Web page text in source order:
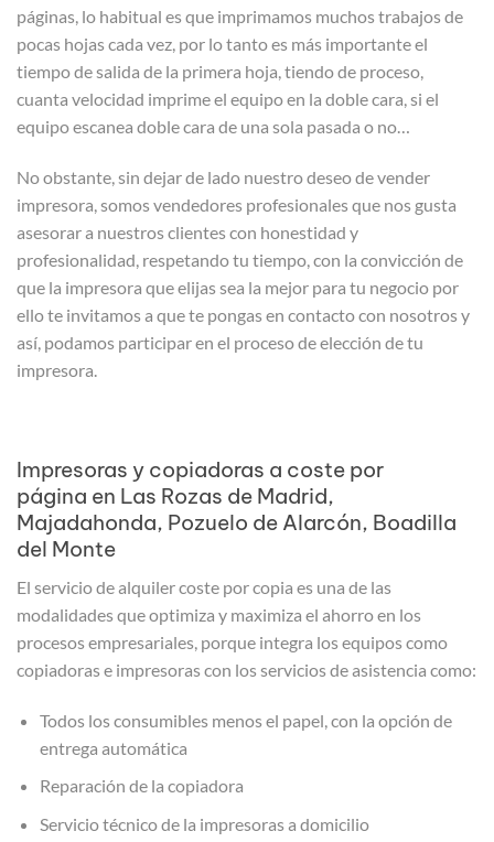
páginas, lo habitual es que imprimamos muchos trabajos de
pocas hojas cada vez, por lo tanto es más importante el
tiempo de salida de la primera hoja, tiendo de proceso,
cuanta velocidad imprime el equipo en la doble cara, si el
equipo escanea doble cara de una sola pasada o no…
No obstante, sin dejar de lado nuestro deseo de vender
impresora, somos vendedores profesionales que nos gusta
asesorar a nuestros clientes con honestidad y
profesionalidad, respetando tu tiempo, con la convicción de
que la impresora que elijas sea la mejor para tu negocio por
ello te invitamos a que te pongas en contacto con nosotros y
así, podamos participar en el proceso de elección de tu
impresora.
Impresoras y copiadoras a coste por
página en Las Rozas de Madrid,
Majadahonda, Pozuelo de Alarcón, Boadilla
del Monte
El servicio de alquiler coste por copia es una de las
modalidades que optimiza y maximiza el ahorro en los
procesos empresariales, porque integra los equipos como
copiadoras e impresoras con los servicios de asistencia como:
Todos los consumibles menos el papel, con la opción de
entrega automática
Reparación de la copiadora
Servicio técnico de la impresoras a domicilio